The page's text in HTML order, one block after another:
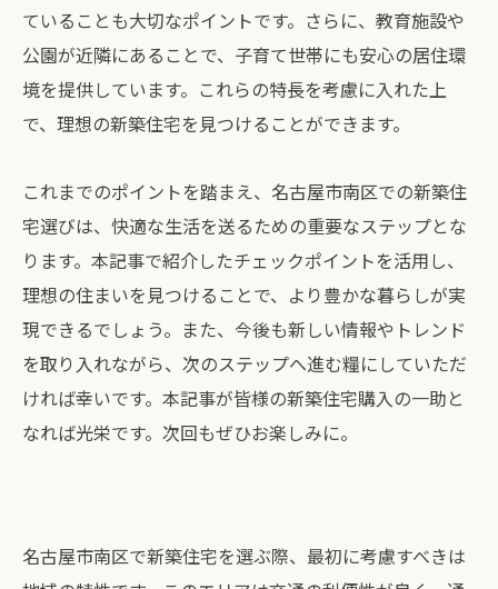
ていることも大切なポイントです。さらに、教育施設や
公園が近隣にあることで、子育て世帯にも安心の居住環
境を提供しています。これらの特長を考慮に入れた上
で、理想の新築住宅を見つけることができます。
これまでのポイントを踏まえ、名古屋市南区での新築住
宅選びは、快適な生活を送るための重要なステップとな
ります。本記事で紹介したチェックポイントを活用し、
理想の住まいを見つけることで、より豊かな暮らしが実
現できるでしょう。また、今後も新しい情報やトレンド
を取り入れながら、次のステップへ進む糧にしていただ
ければ幸いです。本記事が皆様の新築住宅購入の一助と
なれば光栄です。次回もぜひお楽しみに。
名古屋市南区で新築住宅を選ぶ際、最初に考慮すべきは